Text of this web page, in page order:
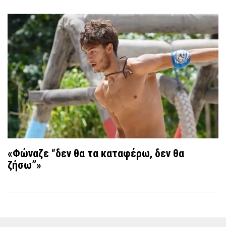
«Φώναζε “δεν θα τα καταφέρω, δεν θα
ζήσω”»